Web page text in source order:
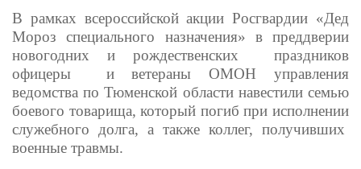
В рамках всероссийской акции Росгвардии «Дед
Мороз специального назначения» в преддверии
новогодних и рождественских праздников
офицеры и ветераны ОМОН управления
ведомства по Тюменской области навестили семью
боевого товарища, который погиб при исполнении
служебного долга, а также коллег, получивших
военные травмы.